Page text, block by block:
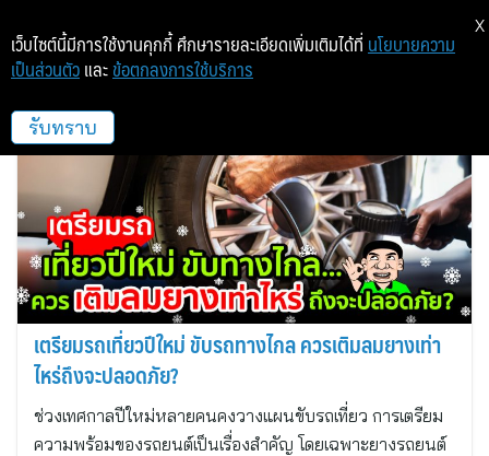
อีซี่ ฟิต (ประเทศไทย)
เตรียมรถเที่ยวปีใหม่ ขับรถทางไกล ควรเติมลมยางเท่า
ไหร่ถึงจะปลอดภัย?
ช่วงเทศกาลปีใหม่หลายคนคงวางแผนขับรถเที่ยว การเตรียม
ความพร้อมของรถยนต์เป็นเรื่องสำคัญ โดยเฉพาะยางรถยนต์
เว็บไซต์นี้มีการใช้งานคุกกี้ ศึกษารายละเอียดเพิ่มเติมได้ที่ นโยบายความ
เป็นส่วนตัว และ ข้อตกลงการใช้บริการ
รับทราบ
X